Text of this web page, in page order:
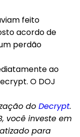
feito
acordo de
perdão
ao
O DOJ
do Decrypt.
você investe em
para